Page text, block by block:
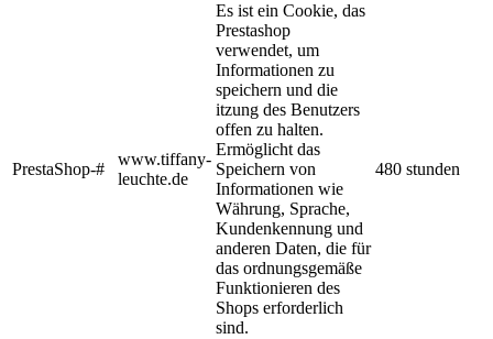
PrestaShop-#
www.tiffany-
leuchte.de
Es ist ein Cookie, das
Prestashop
verwendet, um
Informationen zu
speichern und die
itzung des Benutzers
offen zu halten.
Ermöglicht das
Speichern von
Informationen wie
Währung, Sprache,
Kundenkennung und
anderen Daten, die für
das ordnungsgemäße
Funktionieren des
Shops erforderlich
sind.
480 stunden